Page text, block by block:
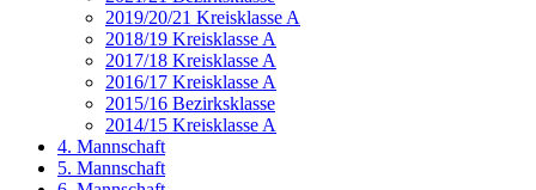
2019/20/21 Kreisklasse A
2018/19 Kreisklasse A
2017/18 Kreisklasse A
2016/17 Kreisklasse A
2015/16 Bezirksklasse
2014/15 Kreisklasse A
4. Mannschaft
5. Mannschaft